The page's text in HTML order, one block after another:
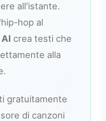
all'istante.
hop al
crea testi che
alla
gratuitamente
di canzoni